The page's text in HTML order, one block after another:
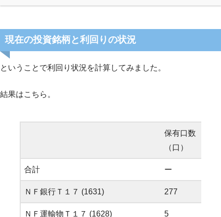
現在の投資銘柄と利回りの状況
ということで利回り状況を計算してみました。
結果はこちら。
保有口数
（口）
合計 ー
ＮＦ銀行Ｔ１７ (1631) 277
ＮＦ運輸物Ｔ１７ (1628) 5